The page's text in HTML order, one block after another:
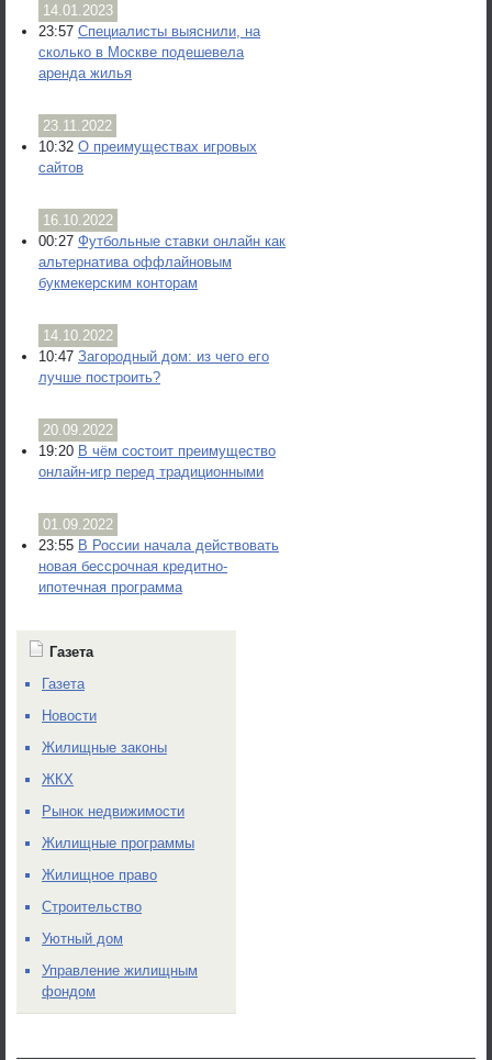
14.01.2023
23:57 Специалисты выяснили, на
сколько в Москве подешевела
аренда жилья
23.11.2022
10:32 О преимуществах игровых
сайтов
16.10.2022
00:27 Футбольные ставки онлайн как
альтернатива оффлайновым
букмекерским конторам
14.10.2022
10:47 Загородный дом: из чего его
лучше построить?
20.09.2022
19:20 В чём состоит преимущество
онлайн-игр перед традиционными
01.09.2022
23:55 В России начала действовать
новая бессрочная кредитно-
ипотечная программа
Газета
Газета
Новости
Жилищные законы
ЖКХ
Рынок недвижимости
Жилищные программы
Жилищное право
Строительство
Уютный дом
Управление жилищным
фондом